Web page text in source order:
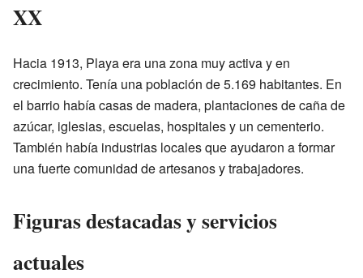
XX
Hacia 1913, Playa era una zona muy activa y en
crecimiento. Tenía una población de 5.169 habitantes. En
el barrio había casas de madera, plantaciones de caña de
azúcar, iglesias, escuelas, hospitales y un cementerio.
También había industrias locales que ayudaron a formar
una fuerte comunidad de artesanos y trabajadores.
Figuras destacadas y servicios
actuales